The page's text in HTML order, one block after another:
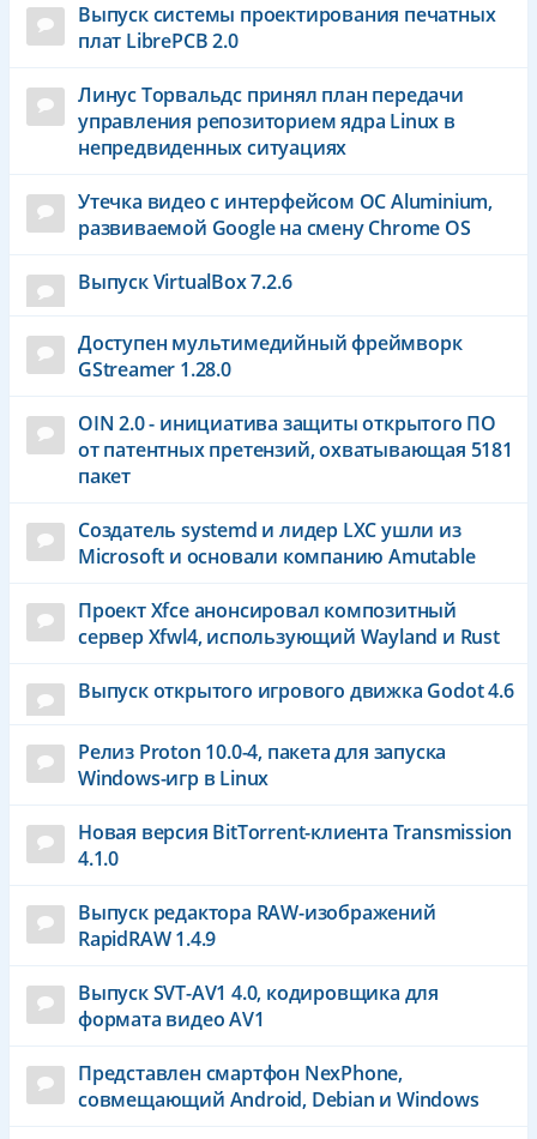
Выпуск системы проектирования печатных
плат LibrePCB 2.0
Линус Торвальдс принял план передачи
управления репозиторием ядра Linux в
непредвиденных ситуациях
Утечка видео с интерфейсом ОС Aluminium,
развиваемой Google на смену Chrome OS
Выпуск VirtualBox 7.2.6
Доступен мультимедийный фреймворк
GStreamer 1.28.0
OIN 2.0 - инициатива защиты открытого ПО
от патентных претензий, охватывающая 5181
пакет
Создатель systemd и лидер LXC ушли из
Microsoft и основали компанию Amutable
Проект Xfce анонсировал композитный
сервер Xfwl4, использующий Wayland и Rust
Выпуск открытого игрового движка Godot 4.6
Релиз Proton 10.0-4, пакета для запуска
Windows-игр в Linux
Новая версия BitTorrent-клиента Transmission
4.1.0
Выпуск редактора RAW-изображений
RapidRAW 1.4.9
Выпуск SVT-AV1 4.0, кодировщика для
формата видео AV1
Представлен смартфон NexPhone,
совмещающий Android, Debian и Windows